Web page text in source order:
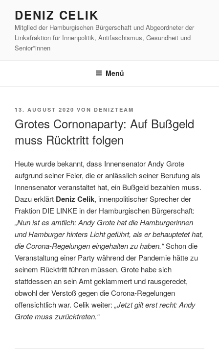
springen
DENIZ CELIK
Mitglied der Hamburgischen Bürgerschaft und Abgeordneter der
Linksfraktion für Innenpolitik, Antifaschismus, Gesundheit und
Senior*innen
Menü
VERÖFFENTLICHT
13. AUGUST 2020 VON DENIZTEAM
Grotes Cornonaparty: Auf Bußgeld
muss Rücktritt folgen
Heute wurde bekannt, dass Innensenator Andy Grote
aufgrund seiner Feier, die er anlässlich seiner Berufung als
Innensenator veranstaltet hat, ein Bußgeld bezahlen muss.
Dazu erklärt Deniz Celik, innenpolitischer Sprecher der
Fraktion DIE LINKE in der Hamburgischen Bürgerschaft:
„Nun ist es amtlich: Andy Grote hat die Hamburgerinnen
und Hamburger hinters Licht geführt, als er behauptetet hat,
die Corona-Regelungen eingehalten zu haben.“Schon die
Veranstaltung einer Party während der Pandemie hätte zu
seinem Rücktritt führen müssen. Grote habe sich
stattdessen an sein Amt geklammert und rausgeredet,
obwohl der Verstoß gegen die Corona-Regelungen
offensichtlich war. Celik weiter: „Jetzt gilt erst recht: Andy
Grote muss zurücktreten.“